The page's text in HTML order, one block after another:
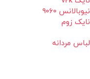
نیوبالانس 9060
نایک زوم
لباس مردانه